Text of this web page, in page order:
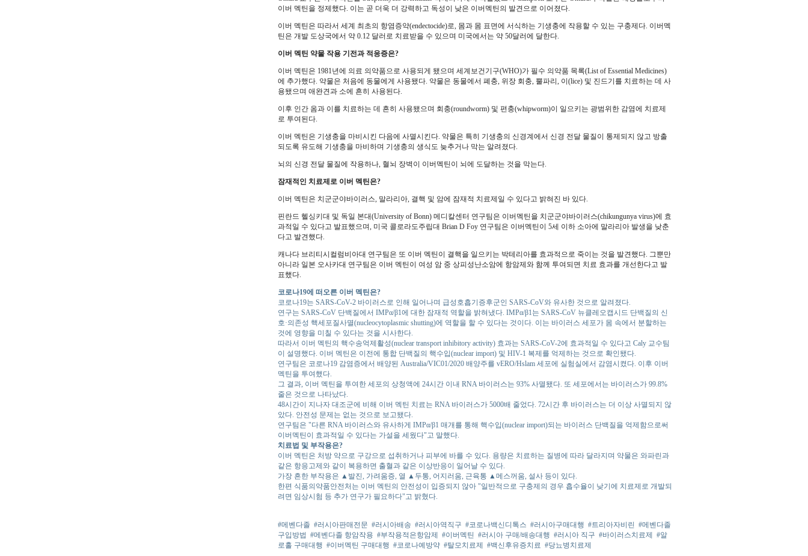
이버 멕틴을 정제했다. 이는 곧 더욱 더 강력하고 독성이 낮은 이버멕틴의 발견으로 이어졌다.
이버 멕틴은 따라서 세계 최초의 항염증약(endectocide)로, 몸과 몸 표면에 서식하는 기생충에 작용할 수 있는 구충제다. 이버멕
틴은 개발 도상국에서 약 0.12 달러로 치료받을 수 있으며 미국에서는 약 50달러에 달한다.
이버 멕틴 약물 작용 기전과 적응증은?
이버 멕틴은 1981년에 의료 의약품으로 사용되게 됐으며 세계보건기구(WHO)가 필수 의약품 목록(List of Essential Medicines)
에 추가했다. 약물은 처음에 동물에게 사용됐다. 약물은 동물에서 폐충, 위장 회충, 뿔파리, 이(lice) 및 진드기를 치료하는 데 사
용됐으며 애완견과 소에 흔히 사용된다.
이후 인간 옴과 이를 치료하는 데 흔히 사용됐으며 회충(roundworm) 및 편충(whipworm)이 일으키는 광범위한 감염에 치료제
로 투여된다.
이버 멕틴은 기생충을 마비시킨 다음에 사멸시킨다. 약물은 특히 기생충의 신경계에서 신경 전달 물질이 통제되지 않고 방출
되도록 유도해 기생충을 마비하며 기생충의 생식도 늦추거나 막는 알려졌다.
뇌의 신경 전달 물질에 작용하나, 혈뇌 장벽이 이버멕틴이 뇌에 도달하는 것을 막는다.
잠재적인 치료제로 이버 멕틴은?
이버 멕틴은 치군군야바이러스, 말라리아, 결핵 및 암에 잠재적 치료제일 수 있다고 밝혀진 바 있다.
핀란드 헬싱키대 및 독일 본대(University of Bonn) 메디칼센터 연구팀은 이버멕틴을 치군군야바이러스(chikungunya virus)에 효
과적일 수 있다고 발표했으며, 미국 콜로라도주립대 Brian D Foy 연구팀은 이버멕틴이 5세 이하 소아에 말라리아 발생을 낮춘
다고 발견했다.
캐나다 브리티시컬럼비아대 연구팀은 또 이버 멕틴이 결핵을 일으키는 박테리아를 효과적으로 죽이는 것을 발견했다. 그뿐만
아니라 일본 오사카대 연구팀은 이버 멕틴이 여성 암 중 상피성난소암에 항암제와 함께 투여되면 치료 효과를 개선한다고 발
표했다.
코로나19에 떠오른 이버 멕틴은?
코로나19는 SARS-CoV-2 바이러스로 인해 일어나며 급성호흡기증후군인 SARS-CoV와 유사한 것으로 알려졌다.
연구는 SARS-CoV 단백질에서 IMPα/β1에 대한 잠재적 역할을 밝혀냈다. IMPα/β1는 SARS-CoV 뉴클레오캡시드 단백질의 신
호·의존성 핵세포질사멸(nucleocytoplasmic shutting)에 역할을 할 수 있다는 것이다. 이는 바이러스 세포가 몸 속에서 분할하는
것에 영향을 미칠 수 있다는 것을 시사한다.
따라서 이버 멕틴의 핵수송억제활성(nuclear transport inhibitory activity) 효과는 SARS-CoV-2에 효과적일 수 있다고 Caly 교수팀
이 설명했다. 이버 멕틴은 이전에 통합 단백질의 핵수입(nuclear import) 및 HIV-1 복제를 억제하는 것으로 확인됐다.
연구팀은 코로나19 감염증에서 배양된 Australia/VIC01/2020 배양주를 vERO/Hslam 세포에 실험실에서 감염시켰다. 이후 이버
멕틴을 투여했다.
그 결과, 이버 멕틴을 투여한 세포의 상청액에 24시간 이내 RNA 바이러스는 93% 사멸됐다. 또 세포에서는 바이러스가 99.8%
줄은 것으로 나타났다.
48시간이 지나자 대조군에 비해 이버 멕틴 치료는 RNA 바이러스가 5000배 줄었다. 72시간 후 바이러스는 더 이상 사멸되지 않
았다. 안전성 문제는 없는 것으로 보고됐다.
연구팀은 "다른 RNA 바이러스와 유사하게 IMPα/β1 매개를 통해 핵수입(nuclear import)되는 바이러스 단백질을 억제함으로써
이버멕틴이 효과적일 수 있다는 가설을 세웠다"고 말했다.
치료법 및 부작용은?
이버 멕틴은 처방 약으로 구강으로 섭취하거나 피부에 바를 수 있다. 용량은 치료하는 질병에 따라 달라지며 약물은 와파린과
같은 항응고제와 같이 복용하면 출혈과 같은 이상반응이 일어날 수 있다.
가장 흔한 부작용은 ▲발진, 가려움증, 열 ▲두통, 어지러움, 근육통 ▲메스꺼움, 설사 등이 있다.
한편 식품의약품안전처는 이버 멕틴의 안전성이 입증되지 않아 "일반적으로 구충제의 경우 흡수율이 낮기에 치료제로 개발되
려면 임상시험 등 추가 연구가 필요하다"고 밝혔다.
#메벤다졸 #러시아판매전문 #러시아배송 #러시아역직구 #코로나백신디톡스 #러시아구매대행 #트리아자비린 #메벤다졸
구입방법 #메벤다졸 항암작용 #부작용적은항암제 #이버멕틴 #러시아 구매/배송대행 #러시아 직구 #바이러스치료제
#알
로홀 구매대행 #이버멕틴 구매대행 #코로나예방약 #탈모치료제 #백신후유증치료 #당뇨병치료제